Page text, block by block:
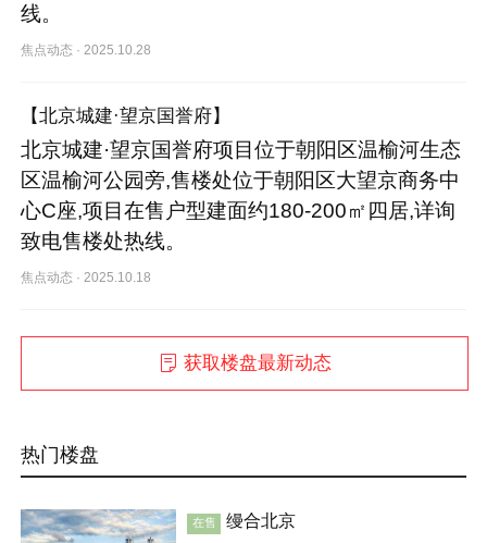
线。
焦点动态 ·2025.10.28
【北京城建·望京国誉府】
北京城建·望京国誉府项目位于朝阳区温榆河生态
区温榆河公园旁,售楼处位于朝阳区大望京商务中
心C座,项目在售户型建面约180-200㎡四居,详询
致电售楼处热线。
焦点动态 · 2025.10.18
获取楼盘最新动态
热门楼盘
在售 缦合北京